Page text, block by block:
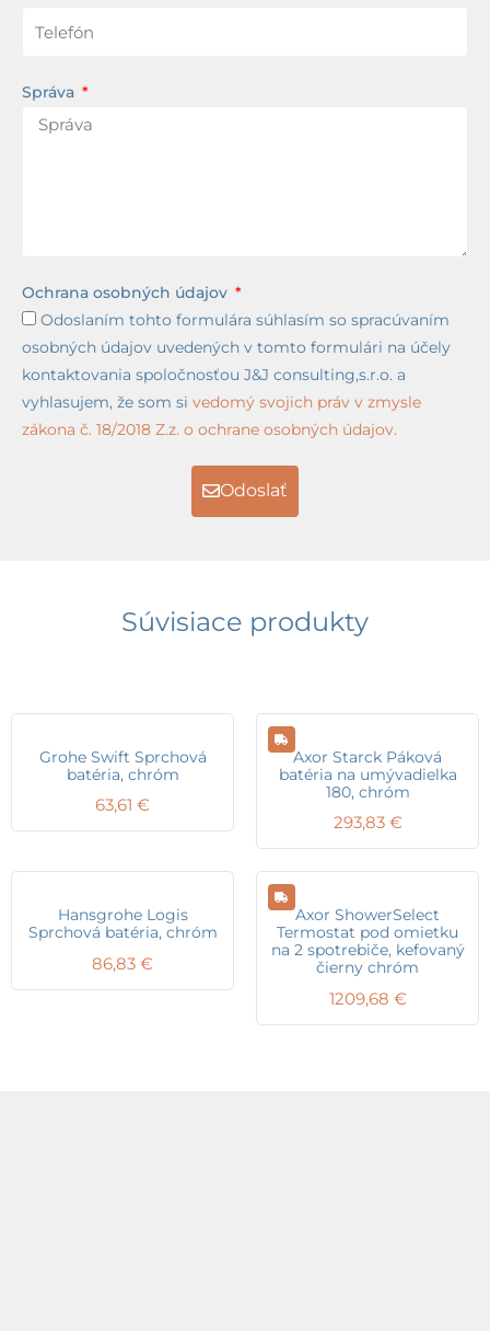
Správa
Ochrana osobných údajov
Odoslaním tohto formulára súhlasím so spracúvaním
osobných údajov uvedených v tomto formulári na účely
kontaktovania spoločnosťou J&J consulting,s.r.o. a
vyhlasujem, že som si vedomý svojich práv v zmysle
zákona č. 18/2018 Z.z. o ochrane osobných údajov.
Odoslať
Súvisiace produkty
Grohe Swift Sprchová
batéria, chróm
63,61 €
Axor Starck Páková
batéria na umývadielka
180, chróm
293,83 €
Hansgrohe Logis
Sprchová batéria, chróm
86,83 €
Axor ShowerSelect
Termostat pod omietku
na 2 spotrebiče, kefovaný
čierny chróm
1209,68 €